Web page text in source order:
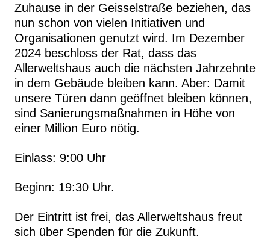
Zuhause in der Geisselstraße beziehen, das
nun schon von vielen Initiativen und
Organisationen genutzt wird. Im Dezember
2024 beschloss der Rat, dass das
Allerweltshaus auch die nächsten Jahrzehnte
in dem Gebäude bleiben kann. Aber: Damit
unsere Türen dann geöffnet bleiben können,
sind Sanierungsmaßnahmen in Höhe von
einer Million Euro nötig.
Einlass: 9:00 Uhr
Beginn: 19:30 Uhr.
Der Eintritt ist frei, das Allerweltshaus freut
sich über Spenden für die Zukunft.